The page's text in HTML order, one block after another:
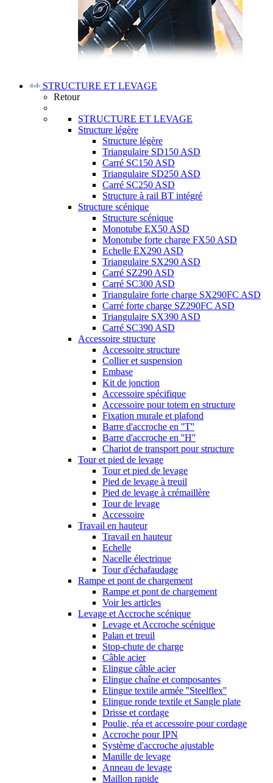
STRUCTURE ET LEVAGE
Retour
STRUCTURE ET LEVAGE
Structure légère
Structure légère
Triangulaire SD150 ASD
Carré SC150 ASD
Triangulaire SD250 ASD
Carré SC250 ASD
Structure à rail BT intégré
Structure scénique
Structure scénique
Monotube EX50 ASD
Monotube forte charge FX50 ASD
Echelle EX290 ASD
Triangulaire SX290 ASD
Carré SZ290 ASD
Carré SC300 ASD
Triangulaire forte charge SX290FC ASD
Carré forte charge SZ290FC ASD
Triangulaire SX390 ASD
Carré SC390 ASD
Accessoire structure
Accessoire structure
Collier et suspension
Embase
Kit de jonction
Accessoire spécifique
Accessoire pour totem en structure
Fixation murale et plafond
Barre d'accroche en ''T''
Barre d'accroche en ''H''
Chariot de transport pour structure
Tour et pied de levage
Tour et pied de levage
Pied de levage à treuil
Pied de levage à crémaillère
Tour de levage
Accessoire
Travail en hauteur
Travail en hauteur
Echelle
Nacelle électrique
Tour d'échafaudage
Rampe et pont de chargement
Rampe et pont de chargement
Voir les articles
Levage et Accroche scénique
Levage et Accroche scénique
Palan et treuil
Stop-chute de charge
Câble acier
Elingue câble acier
Elingue chaîne et composantes
Elingue textile armée ''Steelflex''
Elingue ronde textile et Sangle plate
Drisse et cordage
Poulie, réa et accessoire pour cordage
Accroche pour IPN
Système d'accroche ajustable
Manille de levage
Anneau de levage
Maillon rapide